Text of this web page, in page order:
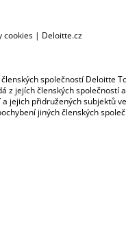
cookies | Deloitte.cz
společností Deloitte
z jejích členských
jejich přidružených subjektů
jiných členských